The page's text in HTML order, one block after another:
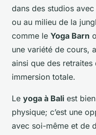
dans des studios
ou au milieu de la
comme le Yoga Barn
une variété de cours,
ainsi que des
immersion totale.
Le yoga à Bali est
physique; c’est une
avec soi-même et de